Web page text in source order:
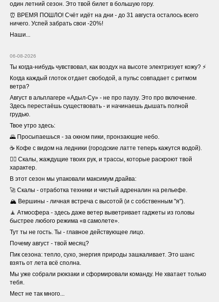
один летний сезон. Это твой билет в большую гору.
⏰ ВРЕМЯ ПОШЛО! Счёт идёт на дни - до 31 августа осталось всего
ничего. Успей забрать свои -20%!
Наши...
06-08-2026
Ты когда-нибудь чувствовал, как воздух на высоте электризует кожу? ⚡️
Когда каждый глоток отдает свободой, а пульс совпадает с ритмом
ветра?
Август в альплагере «Адыл-Су» - не про паузу. Это про включение.
Здесь перестаёшь существовать - и начинаешь дышать полной
грудью.
Твое утро здесь:
🌄 Просыпаешься - за окном пики, пронзающие небо.
☕ Кофе с видом на ледники (городские латте теперь кажутся водой).
🧗‍♂️ Скалы, жаждущие твоих рук, и трассы, которые раскроют твой
характер.
В этот сезон мы упаковали максимум драйва:
🚀 Скалы - отработка техники и чистый адреналин на рельефе.
🏔️ Вершины - личная встреча с высотой (и с собственным "я").
🧘 Атмосфера - здесь даже ветер выветривает гаджеты из головы
быстрее любого режима «в самолете».
Тут ты не гость. Ты - главное действующее лицо.
Почему август - твой месяц?
Пик сезона: тепло, сухо, энергия природы зашкаливает. Это шанс
взять от лета всё сполна.
Мы уже собрали рюкзаки и сформировали команду. Не хватает только
тебя.
Мест не так много...